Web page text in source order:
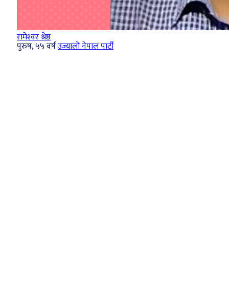
रामेश्‍वर श्रेष्ठ
पुरुष, ५५ वर्षउज्यालो नेपाल पार्टी